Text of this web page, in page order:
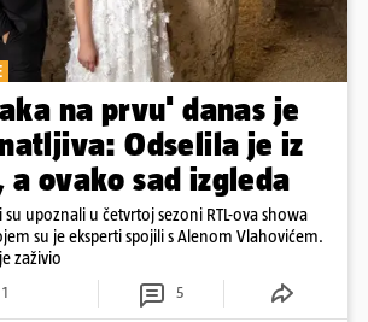
na prvu' danas je
Odselila je iz
a ovako sad izgleda
su upoznali u četvrtoj sezoni RTL-ova showa
su je eksperti spojili s Alenom Vlahovićem.
zaživio
1 5